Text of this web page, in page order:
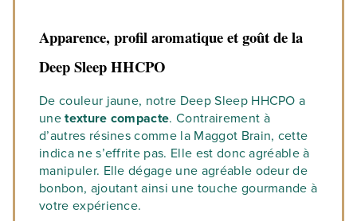
Apparence, profil aromatique et goût de la
Deep Sleep HHCPO
De couleur jaune, notre Deep Sleep HHCPO a
unetexture compacte. Contrairement à
d’autres résines comme la Maggot Brain, cette
indica ne s’effrite pas. Elle est donc agréable à
manipuler. Elle dégage une agréable odeur de
bonbon, ajoutant ainsi une touche gourmande à
votre expérience.